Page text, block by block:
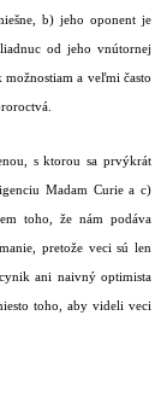
b) jeho oponent je
od jeho vnútornej
a veľmi často
s ktorou sa prvýkrát
Madam Curie a c)
toho, že nám podáva
pretože veci sú len
ani naivný optimista
toho, aby videli veci